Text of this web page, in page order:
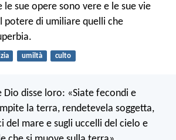
sue opere sono vere e le sue vie
potere di umiliare quelli che
umiltà culto
Dio disse loro: «Siate fecondi e
la terra, rendetevela soggetta,
del mare e sugli uccelli del cielo e